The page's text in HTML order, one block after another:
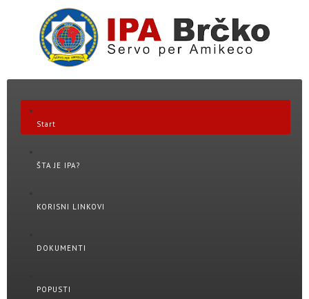
Start
ŠTA JE IPA?
KORISNI LINKOVI
DOKUMENTI
POPUSTI